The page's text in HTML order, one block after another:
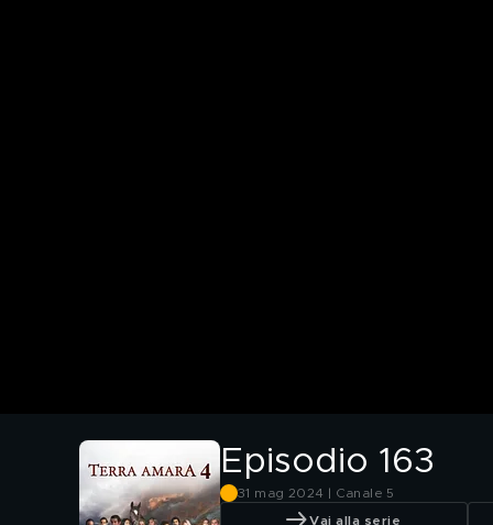
Episodio 163
31 mag 2024 | Canale 5
Vai alla serie